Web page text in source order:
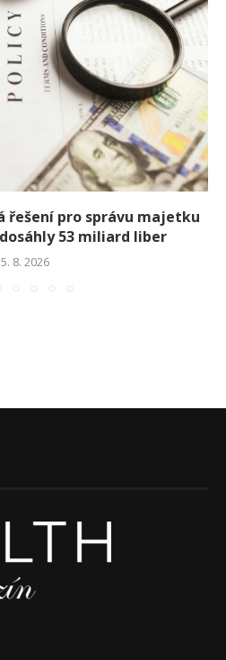
řešení pro správu majetku
53 miliard liber
5. 8. 2026